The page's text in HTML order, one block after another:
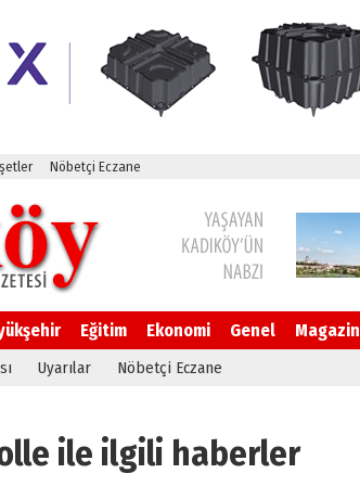
Nöbetçi Eczane
Eğitim Ekonomi Genel Magazin
Uyarılar Nöbetçi Eczane
ile ilgili haberler